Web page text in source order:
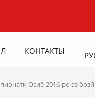
КОНТАКТЫ
Осиё-2016-ро аз